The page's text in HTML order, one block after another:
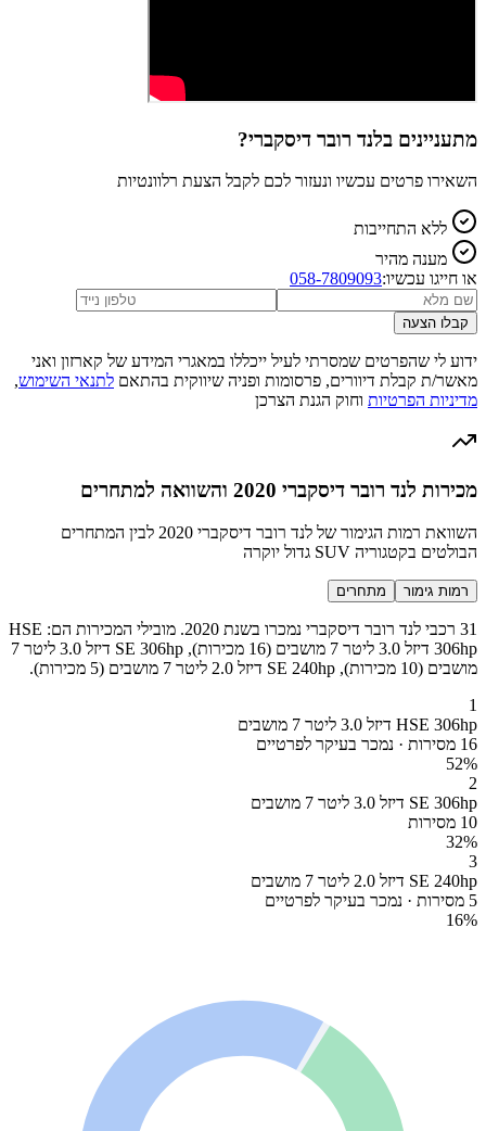
מתעניינים בלנד רובר דיסקברי?
השאירו פרטים עכשיו ונעזור לכם לקבל הצעת רלוונטיות
ללא התחייבות
מענה מהיר
או חייגו עכשיו:058-7809093
קבלו הצעה
ידוע לי שהפרטים שמסרתי לעיל ייכללו במאגרי המידע של קארזון ואני
מאשר/ת קבלת דיוורים, פרסומות ופניה שיווקית בהתאם לתנאי השימוש,
מדיניות הפרטיות וחוק הגנת הצרכן
מכירות לנד רובר דיסקברי 2020 והשוואה למתחרים
השוואת רמות הגימור של לנד רובר דיסקברי 2020 לבין המתחרים
הבולטים בקטגוריה SUV גדול יוקרה
רמות גימור מתחרים
31 רכבי לנד רובר דיסקברי נמכרו בשנת 2020. מובילי המכירות הם: HSE
306hp דיזל 3.0 ליטר 7 מושבים (16 מכירות), SE 306hp דיזל 3.0 ליטר 7
מושבים (10 מכירות), SE 240hp דיזל 2.0 ליטר 7 מושבים (5 מכירות).
1
HSE 306hp דיזל 3.0 ליטר 7 מושבים
16 מסירות · נמכר בעיקר לפרטיים
52%
2
SE 306hp דיזל 3.0 ליטר 7 מושבים
10 מסירות
32%
3
SE 240hp דיזל 2.0 ליטר 7 מושבים
5 מסירות · נמכר בעיקר לפרטיים
16%